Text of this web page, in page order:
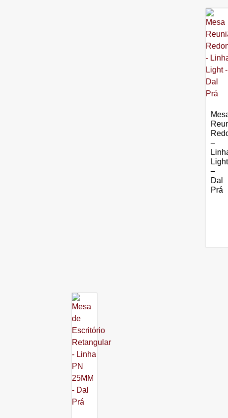
–
Light
–
Dal
Prá